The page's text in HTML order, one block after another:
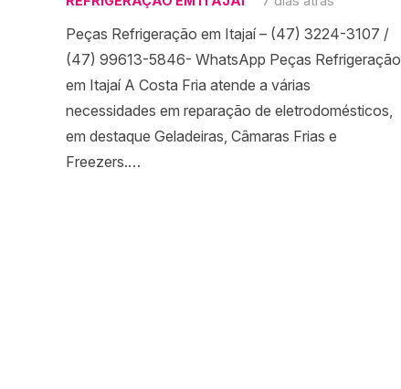
Peças Refrigeração em Itajaí – (47) 3224-3107 /
(47) 99613-5846- WhatsApp Peças Refrigeração
em Itajaí A Costa Fria atende a várias
necessidades em reparação de eletrodomésticos,
em destaque Geladeiras, Câmaras Frias e
Freezers.…